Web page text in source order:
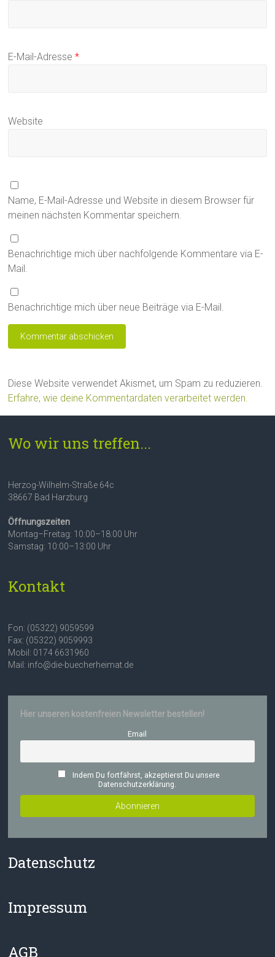
E-Mail-Adresse*
Website
Name, E-Mail-Adresse und Website in diesem Browser für
meinen nächsten Kommentar speichern.
Benachrichtige mich über nachfolgende Kommentare via E-
Mail.
Benachrichtige mich über neue Beiträge via E-Mail.
Diese Website verwendet Akismet, um Spam zu reduzieren.
Erfahre, wie deine Kommentardaten verarbeitet werden.
Wo wir uns treffen...
Herzog-Wilhelm-Straße 64c
38667 Bad Harzburg
Öffnungszeiten
Montag–Freitag: 10:00–18:00 Uhr
Samstag: 10:00–13:00 Uhr
Kontakt
Fon: (05322) 9059599
Fax: (05322) 9059993
Mobil: 0174 6631960
Mail: info@die-buecherheimat.de
Hier unseren kostenfreien Newsletter bestellen!
Email
Indem Du fortfährst, akzeptierst Du unsere
Datenschutzerklärung.
Datenschutz
Impressum
AGB